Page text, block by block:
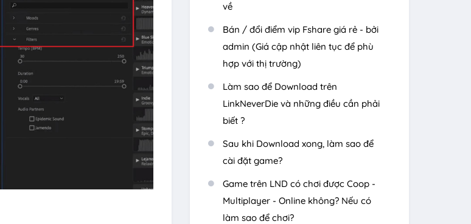
về
Bán / đổi điểm vip Fshare giá rẻ - bởi
admin (Giá cập nhật liên tục để phù
hợp với thị trường)
Làm sao để Download trên
LinkNeverDie và những điều cần phải
biết ?
Sau khi Download xong, làm sao để
cài đặt game?
Game trên LND có chơi được Coop -
Multiplayer - Online không? Nếu có
làm sao để chơi?